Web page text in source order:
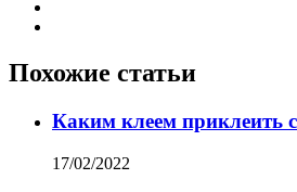
Похожие статьи
Каким клеем приклеить
17/02/2022